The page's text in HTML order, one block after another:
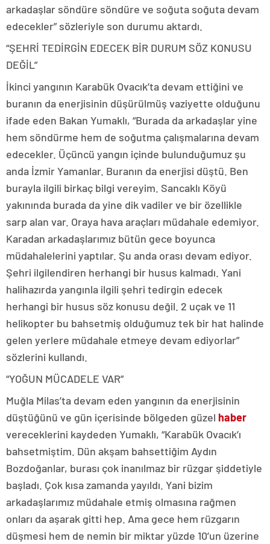
arkadaşlar söndüre söndüre ve soğuta soğuta devam
edecekler” sözleriyle son durumu aktardı.
“ŞEHRİ TEDİRGİN EDECEK BİR DURUM SÖZ KONUSU
DEĞİL”
İkinci yangının Karabük Ovacık’ta devam ettiğini ve
buranın da enerjisinin düşürülmüş vaziyette olduğunu
ifade eden Bakan Yumaklı, “Burada da arkadaşlar yine
hem söndürme hem de soğutma çalışmalarına devam
edecekler. Üçüncü yangın içinde bulunduğumuz şu
anda İzmir Yamanlar. Buranın da enerjisi düştü. Ben
burayla ilgili birkaç bilgi vereyim. Sancaklı Köyü
yakınında burada da yine dik vadiler ve bir özellikle
sarp alan var. Oraya hava araçları müdahale edemiyor.
Karadan arkadaşlarımız bütün gece boyunca
müdahalelerini yaptılar. Şu anda orası devam ediyor.
Şehri ilgilendiren herhangi bir husus kalmadı. Yani
halihazırda yangınla ilgili şehri tedirgin edecek
herhangi bir husus söz konusu değil. 2 uçak ve 11
helikopter bu bahsetmiş olduğumuz tek bir hat halinde
gelen yerlere müdahale etmeye devam ediyorlar”
sözlerini kullandı.
“YOĞUN MÜCADELE VAR”
Muğla Milas’ta devam eden yangının da enerjisinin
düştüğünü ve gün içerisinde bölgeden güzel haber
vereceklerini kaydeden Yumaklı, “Karabük Ovacık’ı
bahsetmiştim. Dün akşam bahsettiğim Aydın
Bozdoğanlar, burası çok inanılmaz bir rüzgar şiddetiyle
başladı. Çok kısa zamanda yayıldı. Yani bizim
arkadaşlarımız müdahale etmiş olmasına rağmen
onları da aşarak gitti hep. Ama gece hem rüzgarın
düşmesi hem de nemin bir miktar yüzde 10’un üzerine